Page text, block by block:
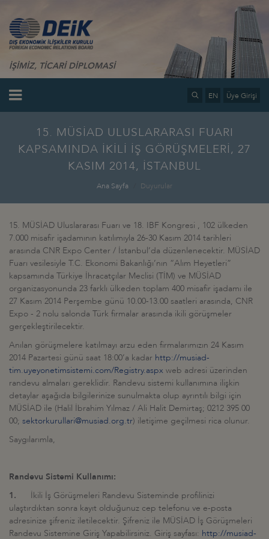
İŞİMİZ, TİCARİ DİPLOMASİ
EN Üye Girişi
15. MÜSİAD ULUSLARARASI FUARI
KAPSAMINDA İKİLİ İŞ GÖRÜŞMELERİ, 27
KASIM 2014, İSTANBUL
Ana Sayfa Duyurular
15. MÜSİAD Uluslararası Fuarı ve 18. IBF Kongresi , 102 ülkeden
7.000 misafir işadamının katılımıyla 26-30 Kasım 2014 tarihleri
arasında CNR Expo Center / İstanbul’da düzenlenecektir. MÜSİAD
Fuarı vesilesiyle T.C. Ekonomi Bakanlığı’nın “Alım Heyetleri”
kapsamında Türkiye İhracatçılar Meclisi (TİM) ve MÜSİAD
organizasyonunda 23 farklı ülkeden toplam 400 misafir işadamı ile
27 Kasım 2014 Perşembe günü 10.00-13.00 saatleri arasında, CNR
Expo - 2 nolu salonda Türk firmalar arasında ikili görüşmeler
gerçekleştirilecektir.
Anılan görüşmelere katılmayı arzu eden firmalarımızın 24 Kasım
2014 Pazartesi günü saat 18:00’a kadar http://musiad-
tim.uyeyonetimsistemi.com/Registry.aspx web adresi üzerinden
randevu almaları gereklidir. Randevu sistemi kullanımına ilişkin
detaylar aşağıda bilgilerinize sunulmakta olup ayrıntılı bilgi için
MÜSİAD ile (Halil İbrahim Yılmaz / Ali Halit Demirtaş; 0212 395 00
00; sektorkurullari@musiad.org.tr) iletişime geçilmesi rica olunur.
Saygılarımla,
Randevu Sistemi Kullanımı:
1. İkili İş Görüşmeleri Randevu Sisteminde profilinizi
ulaştırdıktan sonra kayıt olduğunuz cep telefonu ve e-posta
adresinize şifreniz iletilecektir. Şifreniz ile MÜSİAD İş Görüşmeleri
Randevu Sistemine Giriş Yapabilirsiniz. Giriş sayfası: http://musiad-